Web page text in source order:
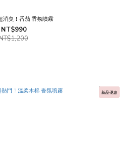
消臭！番茄 香氛噴霧
NT$990
新品優惠